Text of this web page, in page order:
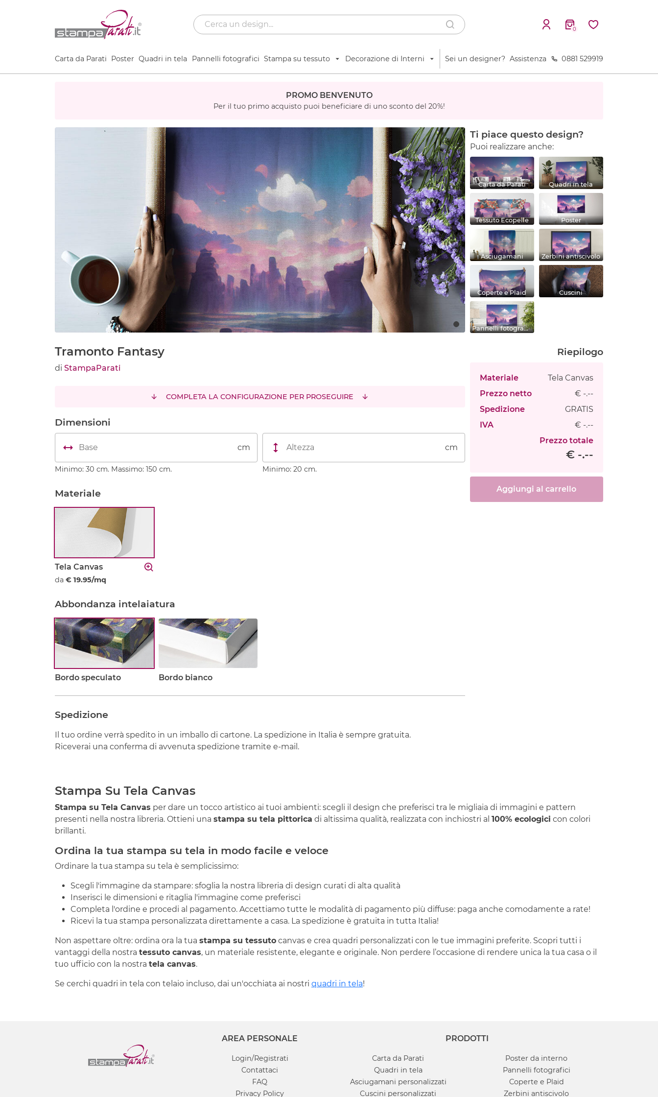
0
Carta da Parati Poster Quadri in tela Pannelli fotografici Stampa su tessuto Decorazione di Interni Sei un designer? Assistenza 0881 529919
PROMO BENVENUTO
Per il tuo primo acquisto puoi beneficiare di uno sconto del 20%!
Ti piace questo design?
Puoi realizzare anche:
Carta da Parati Quadri in tela
Tessuto Ecopelle Poster
Asciugamani Zerbini antiscivolo
Coperte e Plaid Cuscini
Pannelli fotografici
Tramonto Fantasy
di StampaParati
COMPLETA LA CONFIGURAZIONE PER PROSEGUIRE
Dimensioni
cm
Minimo: 30 cm. Massimo: 150 cm.
cm
Minimo: 20 cm.
Materiale
Tela Canvas
da € 19.95/mq
Abbondanza intelaiatura
Bordo speculato Bordo bianco
Spedizione
Il tuo ordine verrà spedito in un imballo di cartone. La spedizione in Italia è sempre gratuita.
Riceverai una conferma di avvenuta spedizione tramite e-mail.
Riepilogo
Materiale
Tela Canvas
Prezzo netto
€ -.--
Spedizione
GRATIS
IVA
€ -.--
Prezzo totale
€ -.--
Aggiungi al carrello
Stampa Su Tela Canvas
Stampa su Tela Canvas per dare un tocco artistico ai tuoi ambienti: scegli il design che preferisci tra le migliaia di immagini e pattern
presenti nella nostra libreria. Ottieni una stampa su tela pittorica di altissima qualità, realizzata con inchiostri al 100% ecologici con colori
brillanti.
Ordina la tua stampa su tela in modo facile e veloce
Ordinare la tua stampa su tela è semplicissimo:
Scegli l'immagine da stampare: sfoglia la nostra libreria di design curati di alta qualità
Inserisci le dimensioni e ritaglia l'immagine come preferisci
Completa l'ordine e procedi al pagamento. Accettiamo tutte le modalità di pagamento più diffuse: paga anche comodamente a rate!
Ricevi la tua stampa personalizzata direttamente a casa. La spedizione è gratuita in tutta Italia!
Non aspettare oltre: ordina ora la tua stampa su tessuto canvas e crea quadri personalizzati con le tue immagini preferite. Scopri tutti i
vantaggi della nostra tessuto canvas, un materiale resistente, elegante e originale. Non perdere l’occasione di rendere unica la tua casa o il
tuo ufficio con la nostra tela canvas.
Se cerchi quadri in tela con telaio incluso, dai un'occhiata ai nostri quadri in tela!
AREA PERSONALE
Login/Registrati
Contattaci
FAQ
Privacy Policy
PRODOTTI
Carta da Parati
Poster da interno
Quadri in tela
Pannelli fotografici
Asciugamani personalizzati
Coperte e Plaid
Cuscini personalizzati
Zerbini antiscivolo